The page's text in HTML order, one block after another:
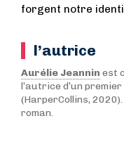
forgent notre
l’autrice
Aurélie Jeannin est
l’autrice d’un
(HarperCollins, 2020).
roman.